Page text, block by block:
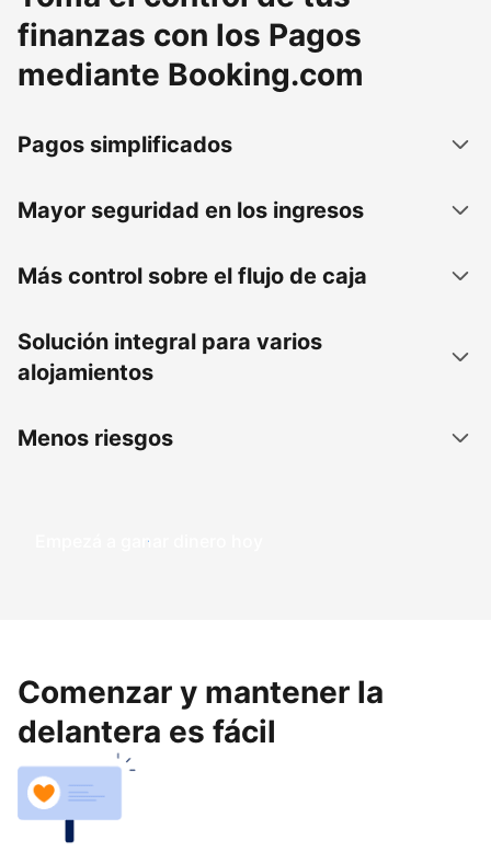
finanzas con los Pagos
mediante Booking.com
Pagos simplificados
Mayor seguridad en los ingresos
Más control sobre el flujo de caja
Solución integral para varios
alojamientos
Menos riesgos
Empezá a ganar dinero hoy
Comenzar y mantener la
delantera es fácil